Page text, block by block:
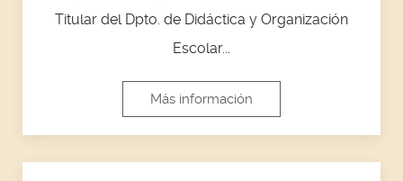
Titular del Dpto. de Didáctica y Organización
Escolar...
Más información